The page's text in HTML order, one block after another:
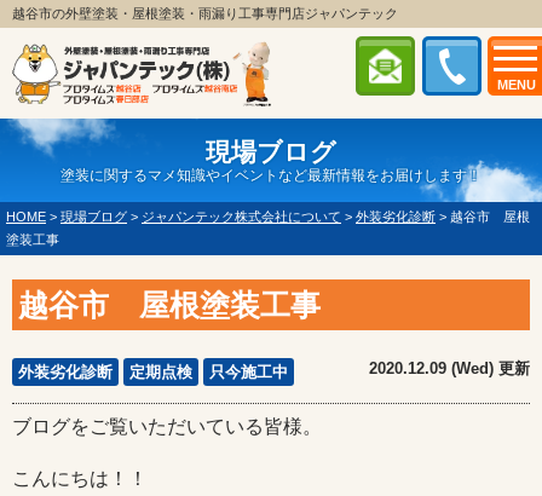
MENU
越谷市の外壁塗装・屋根塗装・雨漏り工事専門店ジャパンテック
現場ブログ
塗装に関するマメ知識やイベントなど最新情報をお届けします！
HOME > 現場ブログ > ジャパンテック株式会社について > 外装劣化診断 > 越谷市 屋根
塗装工事
越谷市 屋根塗装工事
外装劣化診断 定期点検 只今施工中 2020.12.09 (Wed) 更新
ブログをご覧いただいている皆様。
こんにちは！！